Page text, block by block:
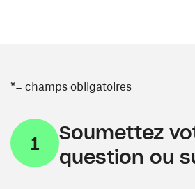
*= champs obligatoires
1
Soumettez
question ou